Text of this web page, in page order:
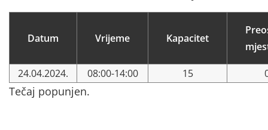
Datum Vrijeme Kapacitet
24.04.2024. 08:00-14:00 15
Tečaj popunjen.